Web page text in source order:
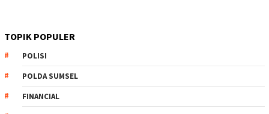
TOPIK POPULER
POLISI
POLDA SUMSEL
FINANCIAL